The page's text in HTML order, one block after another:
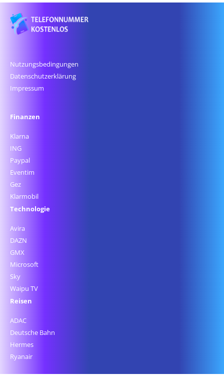
Nutzungsbedingungen
Datenschutz­erklärung
Impressum
Finanzen
Klarna
ING
Paypal
Eventim
Gez
Klarmobil
Technologie
Avira
DAZN
GMX
Microsoft
Sky
Waipu TV
Reisen
ADAC
Deutsche Bahn
Hermes
Ryanair